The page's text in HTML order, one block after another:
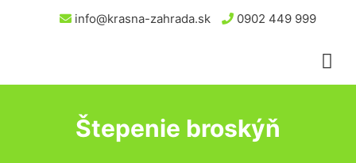
info@krasna-zahrada.sk 0902 449 999
Štepenie broskýň